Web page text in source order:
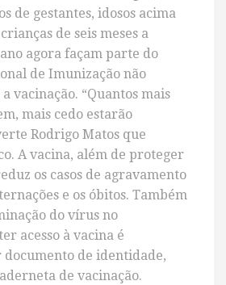
de gestantes, idosos acima
de seis meses a
agora façam parte do
de Imunização não
vacinação. “Quantos mais
mais cedo estarão
Rodrigo Matos que
A vacina, além de proteger
os casos de agravamento
e os óbitos. Também
do vírus no
acesso à vacina é
documento de identidade,
de vacinação.